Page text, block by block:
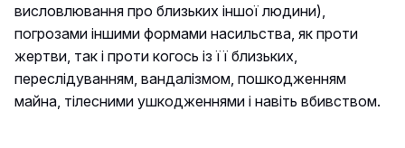
висловлювання про близьких іншої людини),
погрозами іншими формами насильства, як проти
жертви, так і проти когось із її близьких,
переслідуванням, вандалізмом, пошкодженням
майна, тілесними ушкодженнями і навіть вбивством.